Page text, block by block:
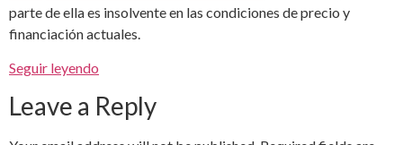
parte de ella es insolvente en las condiciones de precio y
financiación actuales.
Seguir leyendo
Leave a Reply